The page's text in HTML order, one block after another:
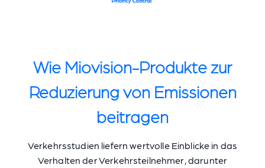
Wie Miovision-Produkte zur
Reduzierung von Emissionen
beitragen
Verkehrsstudien liefern wertvolle Einblicke in das
Verhalten der Verkehrsteilnehmer, darunter